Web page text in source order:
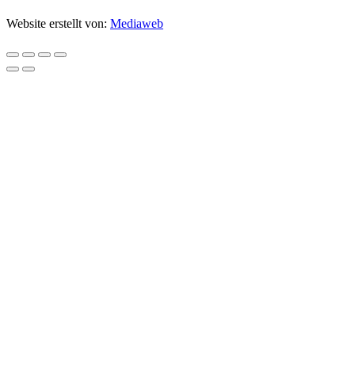
Website erstellt von: Mediaweb